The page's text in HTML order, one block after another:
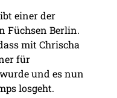
einer der
Füchsen Berlin.
mit Chrischa
für
und es nun
losgeht.